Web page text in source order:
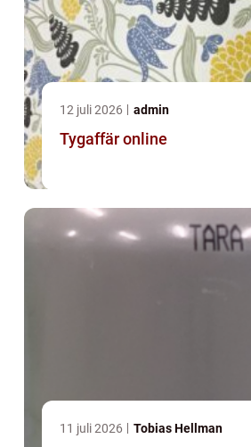
12 juli 2026 admin
Tygaffär online
11 juli 2026 Tobias Hellman